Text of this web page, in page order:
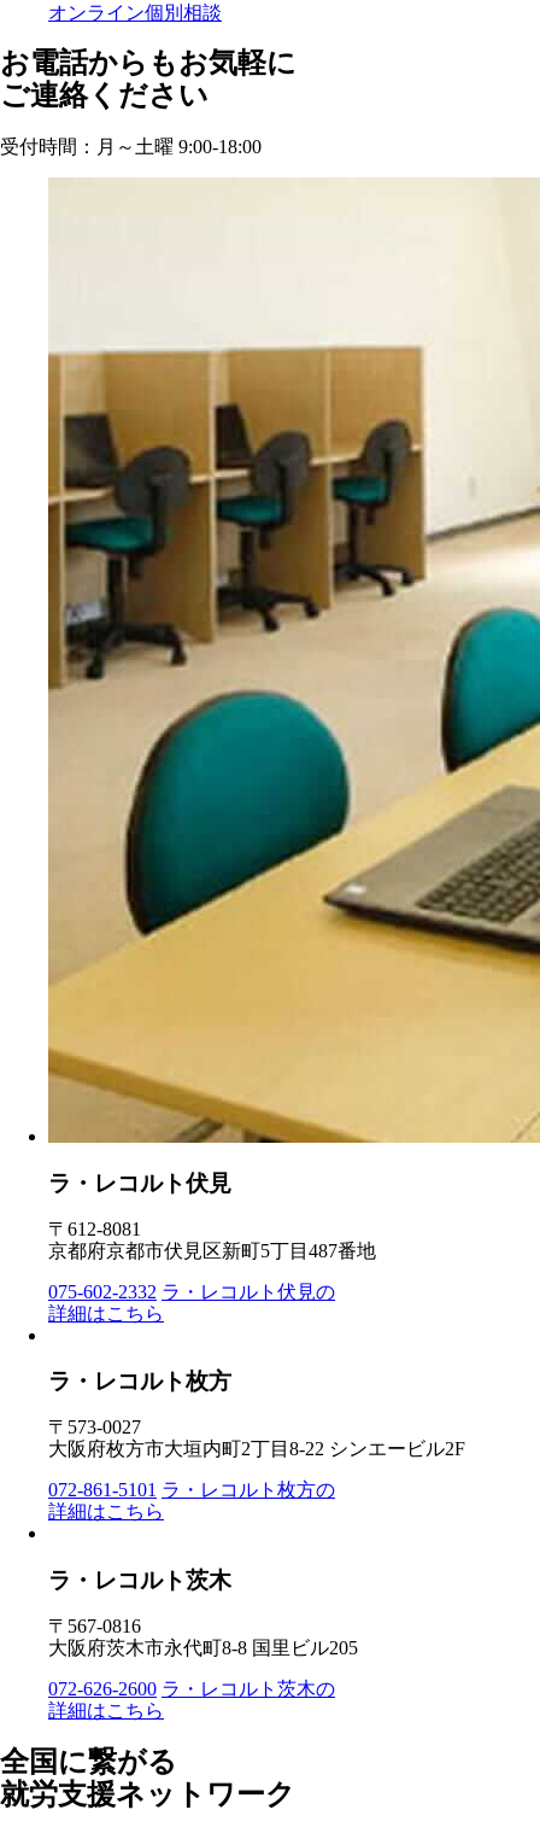
オンライン個別相談
お電話からもお気軽に
ご連絡ください
受付時間：月～土曜 9:00-18:00
ラ・レコルト伏見
〒612-8081
京都府京都市伏見区新町5丁目487番地
075-602-2332 ラ・レコルト伏見の
詳細はこちら
ラ・レコルト枚方
〒573-0027
大阪府枚方市大垣内町2丁目8-22 シンエービル2F
072-861-5101 ラ・レコルト枚方の
詳細はこちら
ラ・レコルト茨木
〒567-0816
大阪府茨木市永代町8-8 国里ビル205
072-626-2600 ラ・レコルト茨木の
詳細はこちら
全国に繋がる
就労支援ネットワーク